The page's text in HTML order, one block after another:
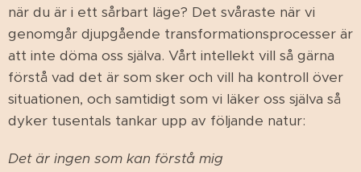
när du är i ett sårbart läge? Det svåraste när vi
genomgår djupgående transformationsprocesser är
att inte döma oss själva. Vårt intellekt vill så gärna
förstå vad det är som sker och vill ha kontroll över
situationen, och samtidigt som vi läker oss själva så
dyker tusentals tankar upp av följande natur:
Det är ingen som kan förstå mig